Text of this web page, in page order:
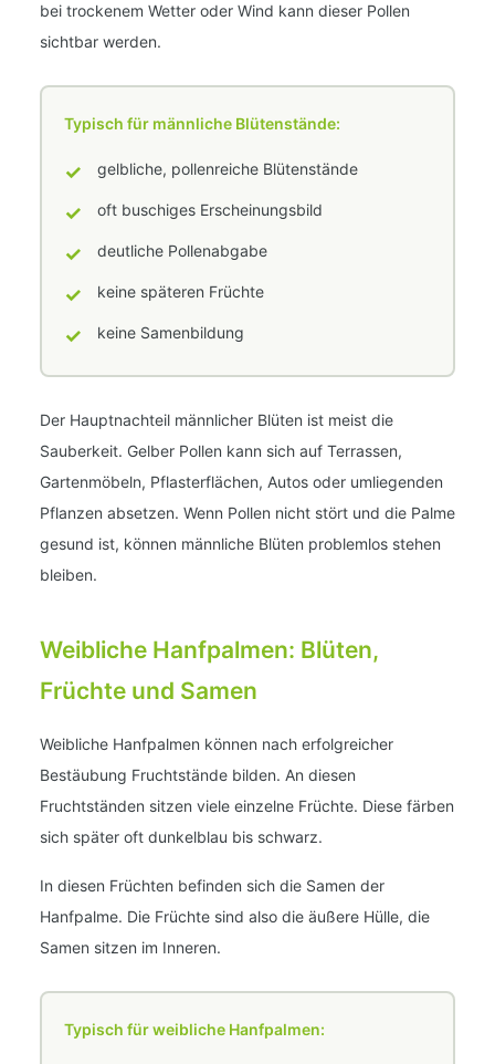
bei trockenem Wetter oder Wind kann dieser Pollen
sichtbar werden.
Typisch für männliche Blütenstände:
✓ gelbliche, pollenreiche Blütenstände
✓ oft buschiges Erscheinungsbild
✓ deutliche Pollenabgabe
✓ keine späteren Früchte
✓ keine Samenbildung
Der Hauptnachteil männlicher Blüten ist meist die
Sauberkeit. Gelber Pollen kann sich auf Terrassen,
Gartenmöbeln, Pflasterflächen, Autos oder umliegenden
Pflanzen absetzen. Wenn Pollen nicht stört und die Palme
gesund ist, können männliche Blüten problemlos stehen
bleiben.
Weibliche Hanfpalmen: Blüten,
Früchte und Samen
Weibliche Hanfpalmen können nach erfolgreicher
Bestäubung Fruchtstände bilden. An diesen
Fruchtständen sitzen viele einzelne Früchte. Diese färben
sich später oft dunkelblau bis schwarz.
In diesen Früchten befinden sich die Samen der
Hanfpalme. Die Früchte sind also die äußere Hülle, die
Samen sitzen im Inneren.
Typisch für weibliche Hanfpalmen: